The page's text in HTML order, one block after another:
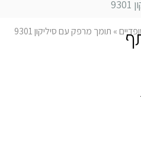
» תומך מרפק עם סיליקון 9301